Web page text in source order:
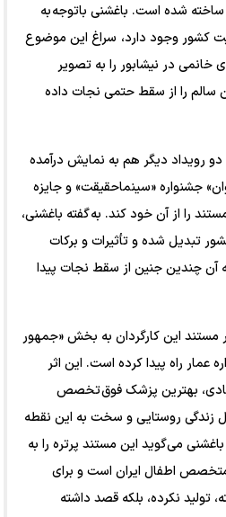
شده است. باغشنی باتوجه به
کشور وجود دارد، سراغ این موضوع
در نیشابور را به تصویر
سالم را از سقط حتمی نجات داده
رویداد دیگر هم به نمایش درآمده
جشنواره «سینماحقیقت» و جایزه
را از آن خود کند. به گفته باغشنی،
تبدیل شده و تأثیرات و برکات
آن چندین جنین از سقط نجات پیدا
مستند این کارگردان به بخش «جمهور
عمار راه پیدا کرده است. این اثر
بهترین پزشک فوق تخصص
زندگی روستایی و سخت به این نقطه
می‌گوید این مستند پرتره را به
اطفال ایران است و برای
تولید نکرده، بلکه قصد داشته